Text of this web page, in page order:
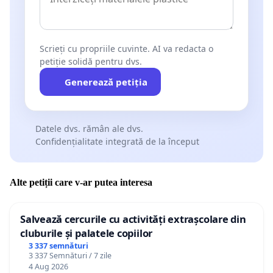
Scrieți cu propriile cuvinte. AI va redacta o
petiție solidă pentru dvs.
Generează petiția
Datele dvs. rămân ale dvs.
Confidențialitate integrată de la început
Alte petiții care v-ar putea interesa
Salvează cercurile cu activități extrașcolare din
cluburile și palatele copiilor
3 337 semnături
3 337 Semnături / 7 zile
4 Aug 2026